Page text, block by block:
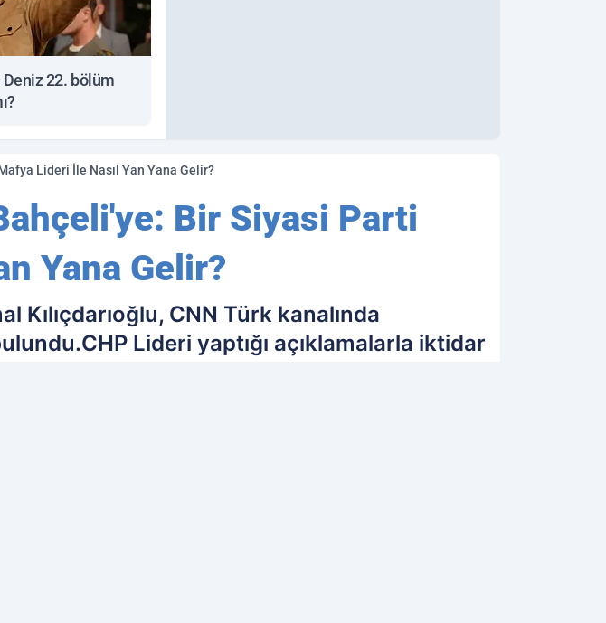
Deniz 22. bölüm
Lideri İle Nasıl Yan Yana Gelir?
Bir Siyasi Parti
Yana Gelir?
Kılıçdarıoğlu, CNN Türk kanalında
Lideri yaptığı açıklamalarla iktidar